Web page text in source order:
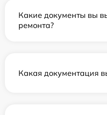
Какие документы вы
ремонта?
Какая документация